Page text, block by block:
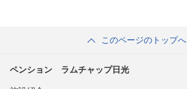
このページのトップへ
ペンション ラムチャップ日光